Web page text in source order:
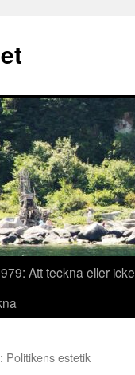
Att teckna eller icke
Politikens estetik